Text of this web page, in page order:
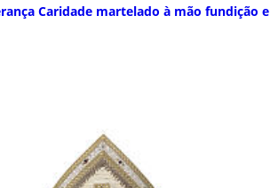
Caridade martelado à mão fundição